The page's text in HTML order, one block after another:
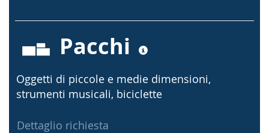
Pacchi
Oggetti di piccole e medie dimensioni,
strumenti musicali, biciclette
Dettaglio richiesta